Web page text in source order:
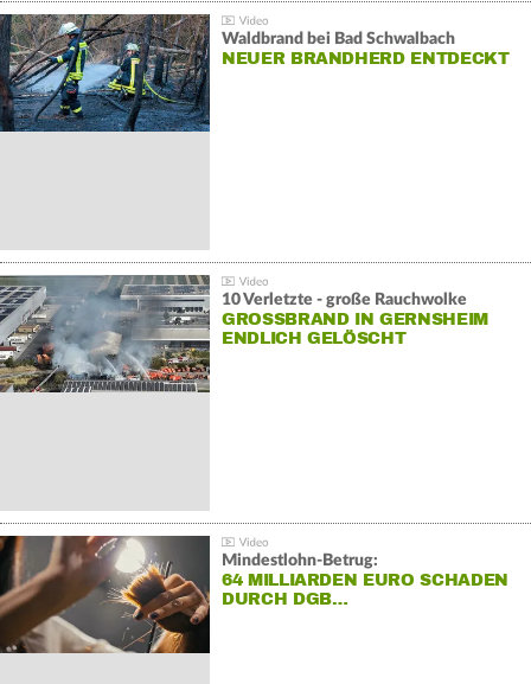
Waldbrand bei Bad Schwalbach
NEUER BRANDHERD ENTDECKT
10 Verletzte - große Rauchwolke
GROSSBRAND IN GERNSHEIM E
NDLICH GELÖSCHT
Mindestlohn-Betrug:
64 MILLIARDEN EURO SCHADEN
DURCH DGB…